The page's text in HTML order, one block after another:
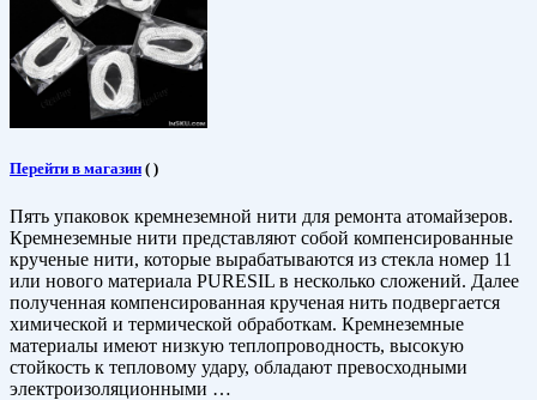
Перейти в магазин ( )
Пять упаковок кремнеземной нити для ремонта атомайзеров.
Кремнеземные нити представляют собой компенсированные
крученые нити, которые вырабатываются из стекла номер 11
или нового материала PURESIL в несколько сложений. Далее
полученная компенсированная крученая нить подвергается
химической и термической обработкам. Кремнеземные
материалы имеют низкую теплопроводность, высокую
стойкость к тепловому удару, обладают превосходными
электроизоляционными …